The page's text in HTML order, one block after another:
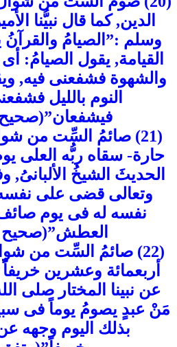
الدين, كما قال نبيُّنا
وسلم :”الصيامُ والقرآنُ
القيامة, يقول الصيامُ:
والشهوة فشفعنى فيه,
النوم بالليل
فيشفعان”(صحيح
(21) صائمُ السِّت من
حارة- سقاه ربُّه
الحديثَ الشيخُ الألبانىُ,
وتعالى قضى على
نفسه له فى يوم
العطش”(صحيح
(22) صائمُ السِّت من
أربعمائة وعشرين
عن نبينا المختار صلى
مَنْ عبدٍ يصومُ يوماً فى سبيل
بذلك اليوم وجهه